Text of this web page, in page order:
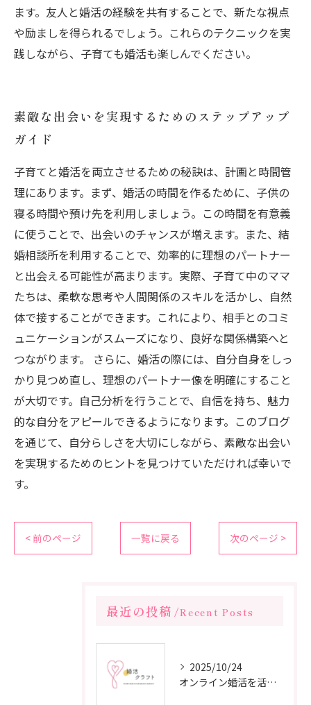
ます。友人と婚活の経験を共有することで、新たな視点
や励ましを得られるでしょう。これらのテクニックを実
践しながら、子育ても婚活も楽しんでください。
素敵な出会いを実現するためのステップアップ
ガイド
子育てと婚活を両立させるための秘訣は、計画と時間管
理にあります。まず、婚活の時間を作るために、子供の
寝る時間や預け先を利用しましょう。この時間を有意義
に使うことで、出会いのチャンスが増えます。また、結
婚相談所を利用することで、効率的に理想のパートナー
と出会える可能性が高まります。実際、子育て中のママ
たちは、柔軟な思考や人間関係のスキルを活かし、自然
体で接することができます。これにより、相手とのコミ
ュニケーションがスムーズになり、良好な関係構築へと
つながります。 さらに、婚活の際には、自分自身をしっ
かり見つめ直し、理想のパートナー像を明確にすること
が大切です。自己分析を行うことで、自信を持ち、魅力
的な自分をアピールできるようになります。このブログ
を通じて、自分らしさを大切にしながら、素敵な出会い
を実現するためのヒントを見つけていただければ幸いで
す。
< 前のページ 一覧に戻る 次のページ >
最近の投稿 Recent Posts
2025/10/24
オンライン婚活を活用した短期間成婚の秘訣